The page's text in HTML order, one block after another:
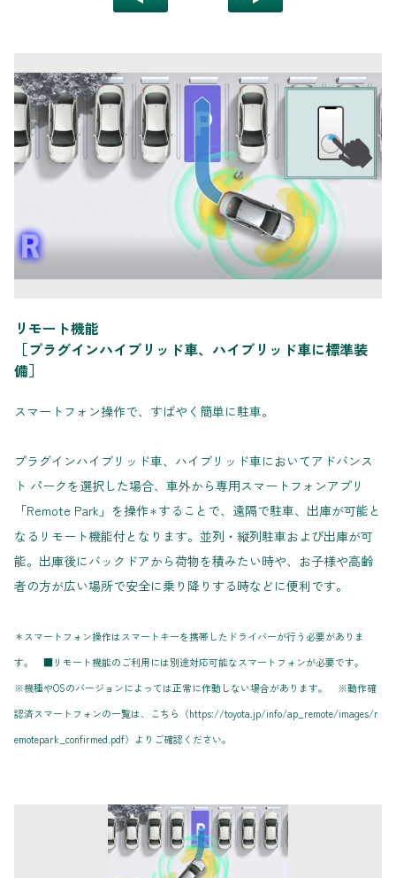
リモート機能
［プラグインハイブリッド車、ハイブリッド車に標準装
備］
スマートフォン操作で、すばやく簡単に駐車。
プラグインハイブリッド車、ハイブリッド車においてアドバンス
ト パークを選択した場合、車外から専用スマートフォンアプリ
「Remote Park」を操作＊することで、遠隔で駐車、出庫が可能と
なるリモート機能付となります。並列・縦列駐車および出庫が可
能。出庫後にバックドアから荷物を積みたい時や、お子様や高齢
者の方が広い場所で安全に乗り降りする時などに便利です。
＊スマートフォン操作はスマートキーを携帯したドライバーが行う必要がありま
す。 ■リモート機能のご利用には別途対応可能なスマートフォンが必要です。
※機種やOSのバージョンによっては正常に作動しない場合があります。 ※動作確
認済スマートフォンの一覧は、こちら（https://toyota.jp/info/ap_remote/images/r
emotepark_confirmed.pdf）よりご確認ください。